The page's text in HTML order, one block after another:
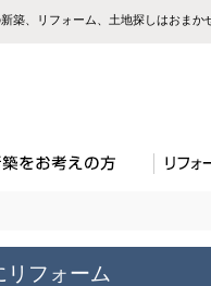
、リフォーム、土地探しはおまか
フォーム